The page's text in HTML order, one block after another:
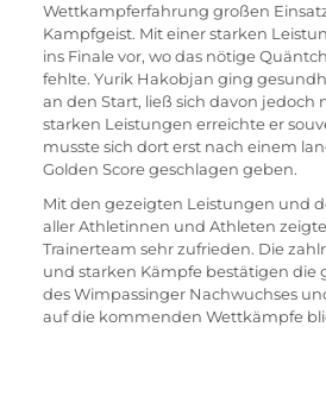
Wettkampferfahrung großen
Kampfgeist. Mit einer starken
ins Finale vor, wo das nötige
fehlte. Yurik Hakobjan ging
an den Start, ließ sich davon jedoch
starken Leistungen erreichte er
musste sich dort erst nach einem
Golden Score geschlagen geben.
Mit den gezeigten Leistungen und
aller Athletinnen und Athleten
Trainerteam sehr zufrieden. Die
und starken Kämpfe bestätigen die
des Wimpassinger Nachwuchses
auf die kommenden Wettkämpfe